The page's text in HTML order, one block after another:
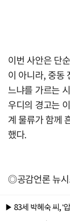
이번 사안은 단
이 아니라, 중동
느냐를 가르는
우디의 경고는
계 물류가 함께
했다.
◎공감언론 뉴